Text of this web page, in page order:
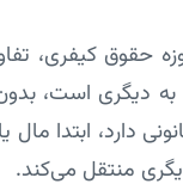
حقوق کیفری،
دیگری است،
دارد، ابتدا
منتقل می‌کند.